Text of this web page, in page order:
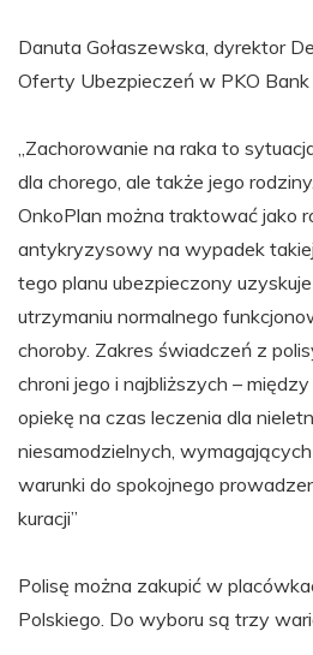
Danuta Gołaszewska, dyrektor
Oferty Ubezpieczeń w PKO Bank
„Zachorowanie na raka to
dla chorego, ale także jego
OnkoPlan można traktować jako
antykryzysowy na wypadek
tego planu ubezpieczony
utrzymaniu normalnego
choroby. Zakres świadczeń z
chroni jego i najbliższych –
opiekę na czas leczenia dla
niesamodzielnych,
warunki do spokojnego
kuracji”
Polisę można zakupić w
Polskiego. Do wyboru są trzy